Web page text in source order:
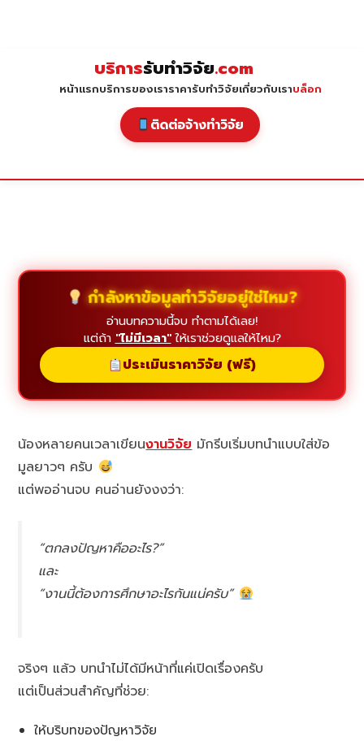
บริการรับทำวิจัย.com
หน้าแรกบริการของเราราคารับทำวิจัยเกี่ยวกับเราบล็อก
ติดต่อจ้างทำวิจัย
กำลังหาข้อมูลทำวิจัยอยู่ใช่ไหม?
อ่านบทความนี้จบ ทำตามได้เลย!
แต่ถ้า "ไม่มีเวลา"ให้เราช่วยดูแลให้ไหม?
ประเมินราคาวิจัย (ฟรี)
น้องหลายคนเวลาเขียนงานวิจัยมักรีบเริ่มบทนำแบบใส่ข้อ
มูลยาวๆ ครับ
แต่พออ่านจบ คนอ่านยังงงว่า:
“ตกลงปัญหาคืออะไร?”
และ
“งานนี้ต้องการศึกษาอะไรกันแน่ครับ”
จริงๆ แล้ว บทนำไม่ได้มีหน้าที่แค่เปิดเรื่องครับ
แต่เป็นส่วนสำคัญที่ช่วย:
ให้บริบทของปัญหาวิจัย